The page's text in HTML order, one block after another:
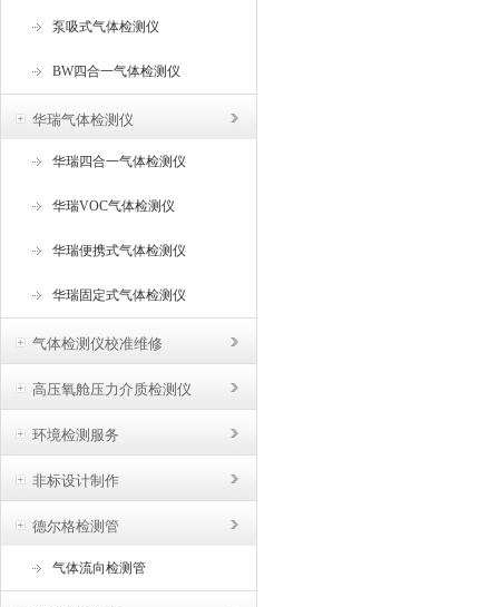
泵吸式气体检测仪
BW四合一气体检测仪
华瑞气体检测仪
华瑞四合一气体检测仪
华瑞VOC气体检测仪
华瑞便携式气体检测仪
华瑞固定式气体检测仪
气体检测仪校准维修
高压氧舱压力介质检测仪
环境检测服务
非标设计制作
德尔格检测管
气体流向检测管